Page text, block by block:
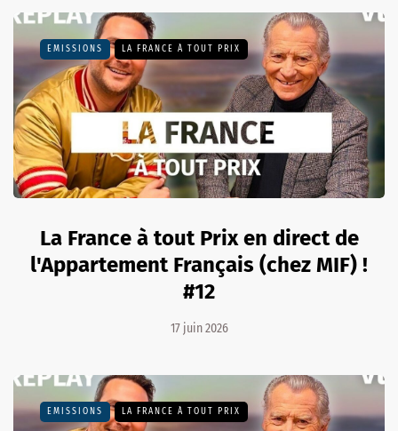
EMISSIONS LA FRANCE À TOUT PRIX
La France à tout Prix en direct de
l'Appartement Français (chez MIF) !
#12
17 juin 2026
EMISSIONS LA FRANCE À TOUT PRIX